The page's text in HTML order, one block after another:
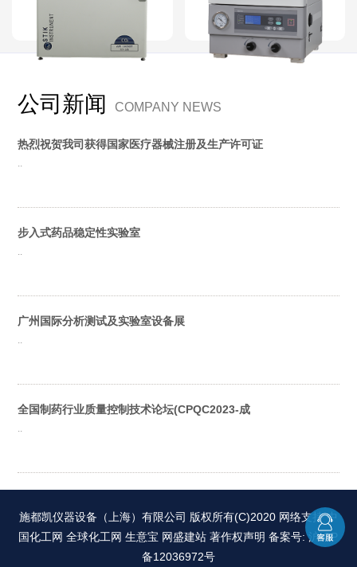
公司新闻 COMPANY NEWS
热烈祝贺我司获得国家医疗器械注册及生产许可证
..
步入式药品稳定性实验室
..
广州国际分析测试及实验室设备展
..
全国制药行业质量控制技术论坛(CPQC2023-成
..
施都凯仪器设备（上海）有限公司 版权所有(C)2020 网络支持中
国化工网 全球化工网 生意宝 网盛建站 著作权声明 备案号: 沪ICP
备12036972号